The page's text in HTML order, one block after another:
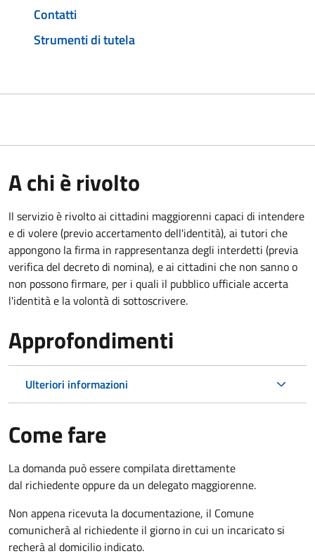
Contatti
Strumenti di tutela
A chi è rivolto
Il servizio è rivolto ai cittadini maggiorenni capaci di intendere
e di volere (previo accertamento dell'identità), ai tutori che
appongono la firma in rappresentanza degli interdetti (previa
verifica del decreto di nomina), e ai cittadini che non sanno o
non possono firmare, per i quali il pubblico ufficiale accerta
l'identità e la volontà di sottoscrivere.
Approfondimenti
Ulteriori informazioni
Come fare
La domanda può essere compilata direttamente
dal richiedente oppure da un delegato maggiorenne.
Non appena ricevuta la documentazione, il Comune
comunicherà al richiedente il giorno in cui un incaricato si
recherà al domicilio indicato.